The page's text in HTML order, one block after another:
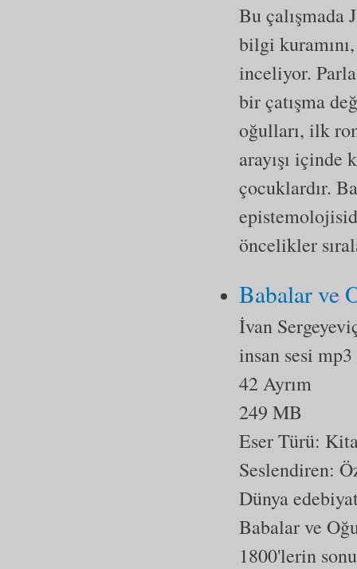
Bu çalışmada
bilgi
inceliyor.
bir çatışma
oğulları, ilk
arayışı içinde
çocuklardır.
öncelikler
Babalar ve
İvan
insan sesi mp3
42 Ayrım
249 MB
Eser Türü:
Seslendiren:
Dünya
Babalar ve
1800'lerin